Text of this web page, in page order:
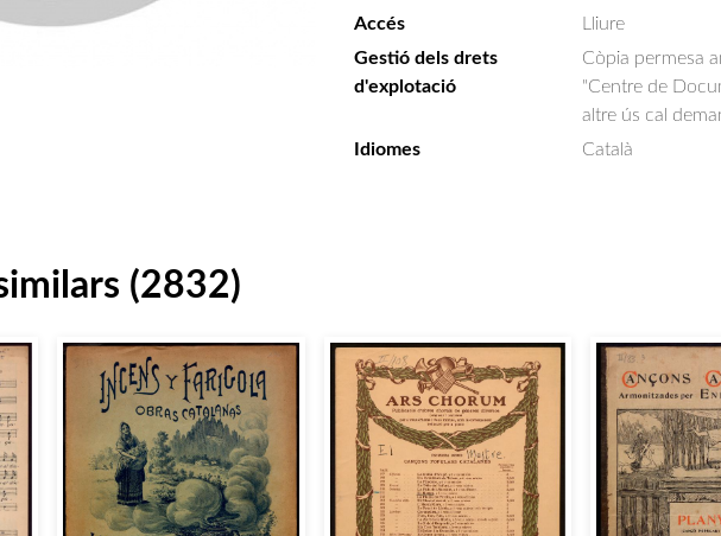
Accés
Lliure
Gestió dels drets
d'explotació
Còpia permesa
"Centre de
altre ús cal
Idiomes
Català
(2832)